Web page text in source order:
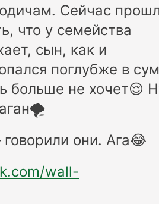
Сейчас
что у семейства
сын, как и
поглубже в
больше не хочет😌
они. Ага😂
wall-